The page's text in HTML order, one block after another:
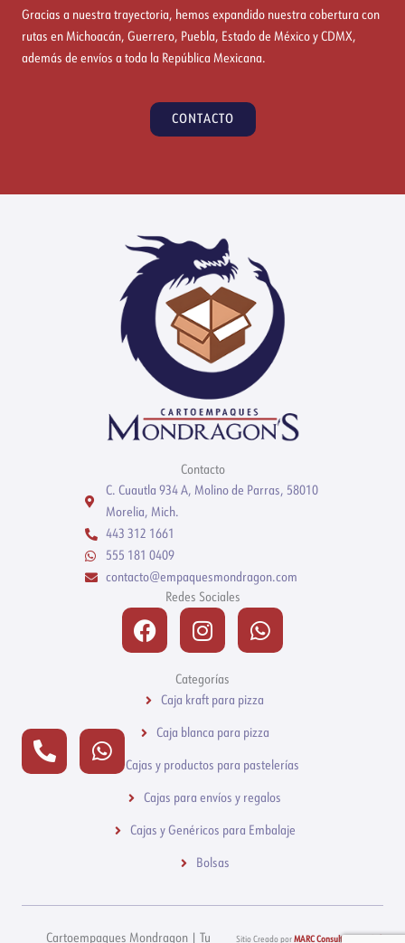
Gracias a nuestra trayectoria, hemos expandido nuestra cobertura con
rutas en Michoacán, Guerrero, Puebla, Estado de México y CDMX,
además de envíos a toda la República Mexicana.
CONTACTO
Contacto
C. Cuautla 934 A, Molino de Parras, 58010
Morelia, Mich.
443 312 1661
555 181 0409
contacto@empaquesmondragon.com
Redes Sociales
FacebookInstagramWhatsapp
Categorías
Caja kraft para pizza
Caja blanca para pizza
Cajas y productos para pastelerías
Cajas para envíos y regalos
Cajas y Genéricos para Embalaje
Bolsas
Cartoempaques Mondragon | Tu
Phone-
alt
Whatsapp
Sitio Creado por MARC Consultores Web ®